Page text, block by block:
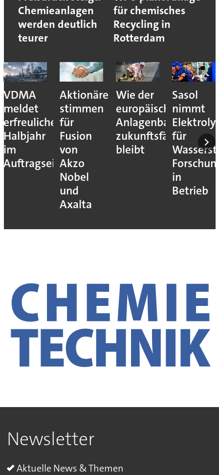
Chemieanlagen
werden deutlich
teurer
für chemisches
Recycling in
Rotterdam
VDMA
meldet
erfreuliches
Halbjahr
im
Auftragseingang
Aktionäre
stimmen
für
Fusion
von
Akzo
Nobel
und
Axalta
Wie der
europäische
Anlagenbau
zukunftsfähig
bleibt
Sasol
nimmt
für
in
Betrieb
Newsletter
Aktuelle News & Themen